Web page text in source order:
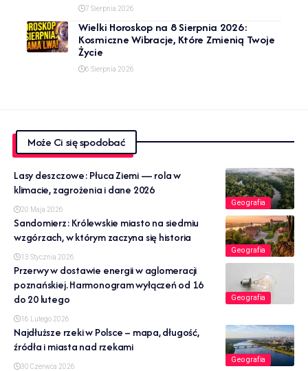
7 Sierpnia 2026
Wielki Horoskop na 8 Sierpnia 2026:
Kosmiczne Wibracje, Które Zmienią Twoje
Życie
6 Sierpnia 2026
Może Ci się spodobać
Geografia
Lasy deszczowe: Płuca Ziemi — rola w
klimacie, zagrożenia i dane 2026
20 Maja 2026
Geografia
Sandomierz: Królewskie miasto na siedmiu
wzgórzach, w którym zaczyna się historia
13 Stycznia 2026
Geografia
Przerwy w dostawie energii w aglomeracji
poznańskiej. Harmonogram wyłączeń od 16
do 20 lutego
16 Lutego 2026
Geografia
Najdłuższe rzeki w Polsce – mapa, długość,
źródła i miasta nad rzekami
30 Czerwca 2026